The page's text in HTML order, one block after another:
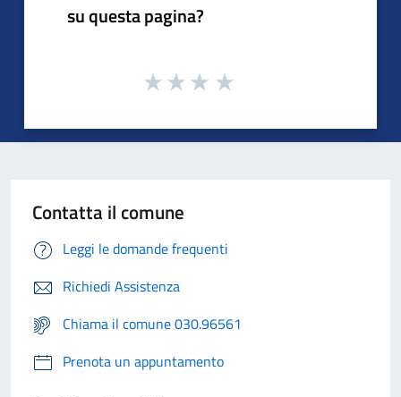
su questa pagina?
Contatta il comune
Leggi le domande frequenti
Richiedi Assistenza
Chiama il comune 030.96561
Prenota un appuntamento